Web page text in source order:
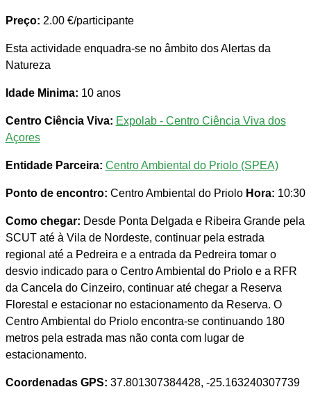
Preço: 2.00 €/participante
Esta actividade enquadra-se no âmbito dos Alertas da
Natureza
Idade Minima: 10 anos
Centro Ciência Viva: Expolab - Centro Ciência Viva dos
Açores
Entidade Parceira: Centro Ambiental do Priolo (SPEA)
Ponto de encontro: Centro Ambiental do Priolo Hora: 10:30
Como chegar: Desde Ponta Delgada e Ribeira Grande pela
SCUT até à Vila de Nordeste, continuar pela estrada
regional até a Pedreira e a entrada da Pedreira tomar o
desvio indicado para o Centro Ambiental do Priolo e a RFR
da Cancela do Cinzeiro, continuar até chegar a Reserva
Florestal e estacionar no estacionamento da Reserva. O
Centro Ambiental do Priolo encontra-se continuando 180
metros pela estrada mas não conta com lugar de
estacionamento.
Coordenadas GPS: 37.801307384428, -25.163240307739